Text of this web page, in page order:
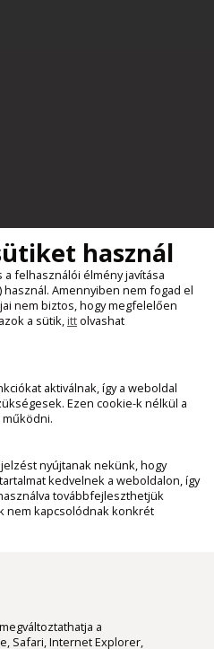
- Kemax Kft.
hogy a honlapunkon szereplő
képi anyag, videó, stb., a
képezi és mint ilyen, az 1999. évi
rendelkezései szerint,
Az említett anyagok, előzetes
bárminemű felhasználása,
nélküli hivatkozása
anyagunkat, bármilyen
hogy az idézett törvény
keressék irodánkat a
elérhetőségeinken.
használ
felhasználói élmény javítása
Amennyiben nem fogad el
nem biztos, hogy megfelelően
a sütik, ittolvashat
aktiválnak, így a weboldal
Ezen cookie-k nélkül a
nyújtanak nekünk, hogy
kedvelnek a weboldalon, így
továbbfejleszthetjük
nem kapcsolódnak konkrét
a
Safari, Internet Explorer,